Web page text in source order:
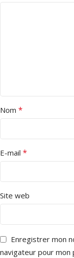
Nom *
E-mail *
Site web
Enregistrer mon
navigateur pour mon